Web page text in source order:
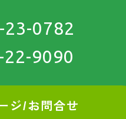
23-0782
9090
ジ/お問合せ